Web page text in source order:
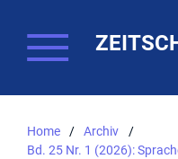
Home / Archiv
/
Bd. 25 Nr. 1 (2026):